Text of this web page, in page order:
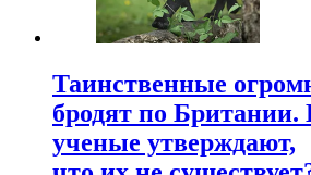
Таинственные
бродят по Британии.
ученые утверждают,